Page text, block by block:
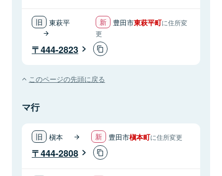
東萩平 豊田市東萩平町に住所変
更
444-2823
このページの先頭に戻る
マ行
槇本 豊田市槇本町に住所変更
444-2808